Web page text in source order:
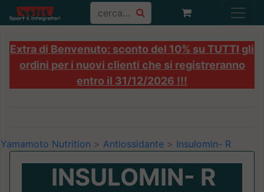
Extra di Benvenuto: sconto del 10% su TUTTI gli
ordini per i nuovi clienti che si registreranno
entro il 31/12/2026 !!!
Yamamoto Nutrition > Antiossidante > Insulomin- R
INSULOMIN- R